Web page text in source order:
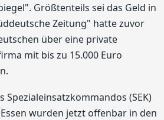
Größtenteils sei das Geld in
Zeitung" hatte zuvor
über eine private
mit bis zu 15.000 Euro
Spezialeinsatzkommandos (SEK)
wurden jetzt offenbar in den